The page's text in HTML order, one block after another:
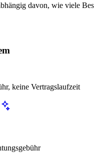
davon, wie viele
keine Vertragslaufzeit